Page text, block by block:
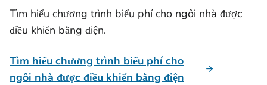
Tìm hiểu chương trình biểu phí cho ngôi nhà được
điều khiển bằng điện.
Tìm hiểu chương trình biểu phí cho
ngôi nhà được điều khiển bằng điện